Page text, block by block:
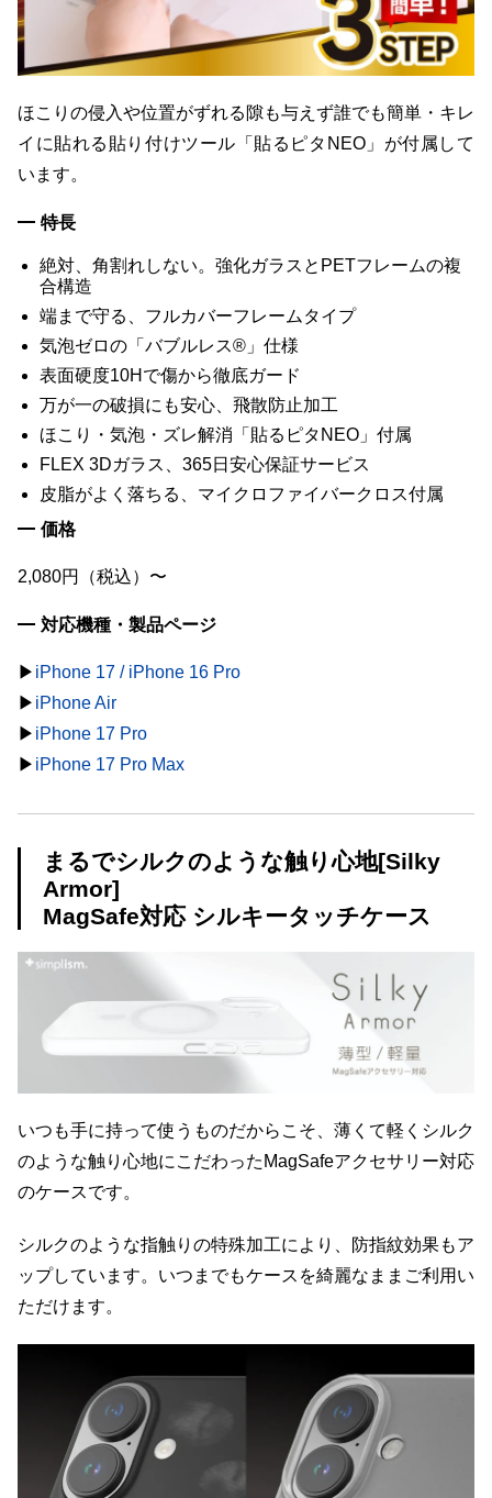
ほこりの侵入や位置がずれる隙も与えず誰でも簡単・キレ
イに貼れる貼り付けツール「貼るピタNEO」が付属して
います。
特長
絶対、角割れしない。強化ガラスとPETフレームの複
合構造
端まで守る、フルカバーフレームタイプ
気泡ゼロの「バブルレス®」仕様
表面硬度10Hで傷から徹底ガード
万が一の破損にも安心、飛散防止加工
ほこり・気泡・ズレ解消「貼るピタNEO」付属
FLEX 3Dガラス、365日安心保証サービス
皮脂がよく落ちる、マイクロファイバークロス付属
価格
2,080円（税込）〜
対応機種・製品ページ
▶︎ iPhone 17 / iPhone 16 Pro
▶︎ iPhone Air
▶︎ iPhone 17 Pro
▶︎ iPhone 17 Pro Max
まるでシルクのような触り心地[Silky
Armor]
MagSafe対応 シルキータッチケース
いつも手に持って使うものだからこそ、薄くて軽くシルク
のような触り心地にこだわったMagSafeアクセサリー対応
のケースです。
シルクのような指触りの特殊加工により、防指紋効果もア
ップしています。いつまでもケースを綺麗なままご利用い
ただけます。